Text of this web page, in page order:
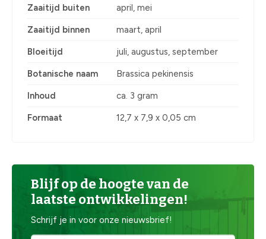
Zaaitijd buiten april, mei
Zaaitijd binnen maart, april
Bloeitijd juli, augustus, september
Botanische naam Brassica pekinensis
Inhoud ca. 3 gram
Formaat 12,7 x 7,9 x 0,05 cm
Blijf op de hoogte van de
laatste ontwikkelingen!
Schrijf je in voor onze nieuwsbrief!